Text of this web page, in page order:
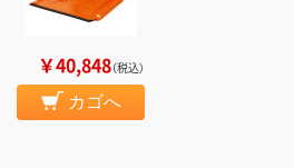
￥40,848（税込）
カゴへ